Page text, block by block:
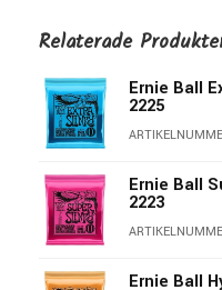
B:012
G:016
D:024 spunnen
E:044 spunnen
Relaterade
Ernie Ball
2225
Ernie Ball
2223
Ernie Ball